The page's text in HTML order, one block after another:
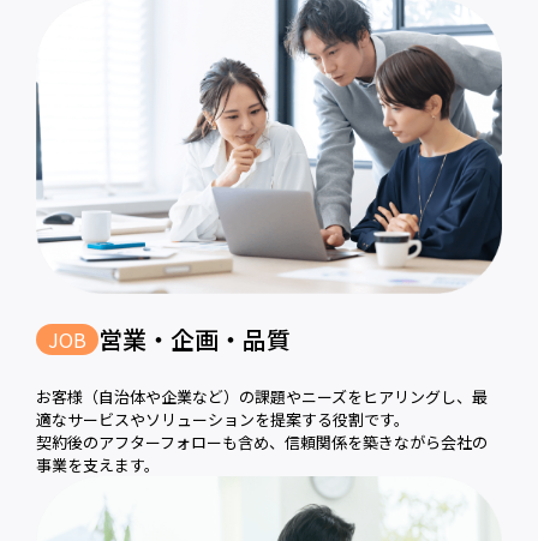
JOB 営業・企画・品質
お客様（自治体や企業など）の課題やニーズをヒアリングし、最
適なサービスやソリューションを提案する役割です。
契約後のアフターフォローも含め、信頼関係を築きながら会社の
事業を支えます。